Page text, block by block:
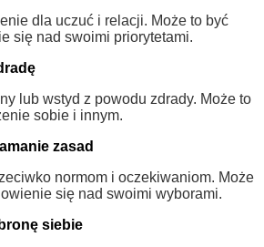
dla uczuć i relacji. Może to być
się nad swoimi priorytetami.
lub wstyd z powodu zdrady. Może to
sobie i innym.
zasad
normom i oczekiwaniom. Może
się nad swoimi wyborami.
siebie